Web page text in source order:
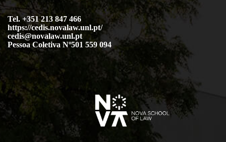
Tel. +351 213 847 466
https://cedis.novalaw.unl.pt/
cedis@novalaw.unl.pt
Pessoa Coletiva Nº501 559 094